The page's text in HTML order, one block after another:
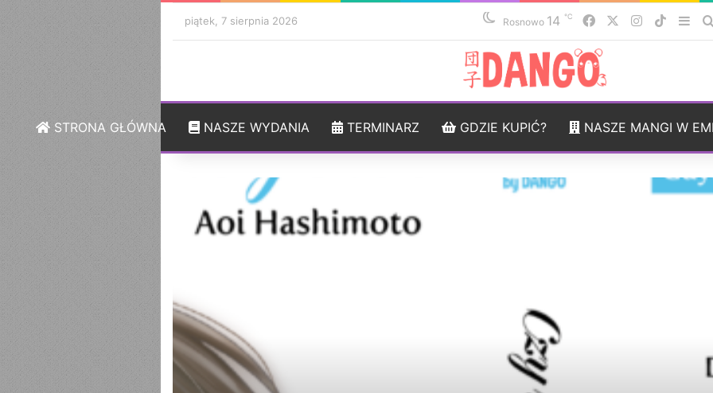
piątek, 7 sierpnia 2026 Rosnowo 14 ℃ Facebook Instagram
TikTok
STRONA GŁÓWNA NASZE WYDANIA TERMINARZ GDZIE KUPIĆ? NASZE MANGI W